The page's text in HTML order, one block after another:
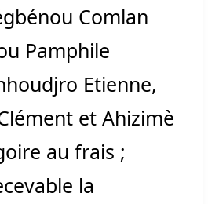
Comlan
Pamphile
Etienne,
et Ahizimè
au frais ;
la